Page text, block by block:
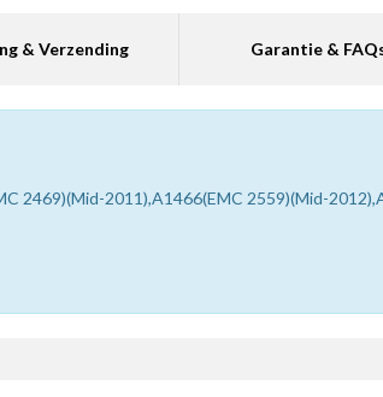
& Verzending Garantie &
2011),A1466(EMC 2559)(Mid-